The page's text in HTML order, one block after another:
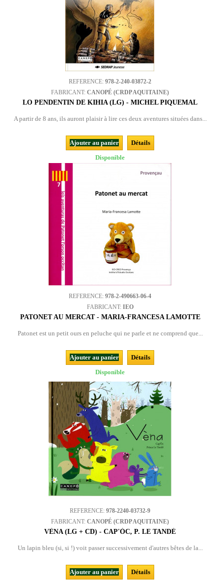
REFERENCE: 978-2-240-03872-2
FABRICANT: CANOPÉ (CRDP AQUITAINE)
LO PENDENTIN DE KIHIA (LG) - MICHEL PIQUEMAL
A partir de 8 ans, ils auront plaisir à lire ces deux aventures situées dans...
Ajouter au panier
Détails
Disponible
REFERENCE: 978-2-490663-06-4
FABRICANT: IEO
PATONET AU MERCAT - MARIA-FRANCESA LAMOTTE
Patonet est un petit ours en peluche qui ne parle et ne comprend que...
Ajouter au panier
Détails
Disponible
REFERENCE: 978-2240-03732-9
FABRICANT: CANOPÉ (CRDP AQUITAINE)
VÈNA (LG + CD) - CAP'ÒC, P. LE TANDÉ
Un lapin bleu (si, si !) voit passer successivement d'autres bêtes de la...
Ajouter au panier
Détails